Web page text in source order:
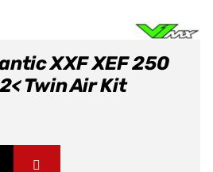
XXF XEF 250
Twin Air Kit